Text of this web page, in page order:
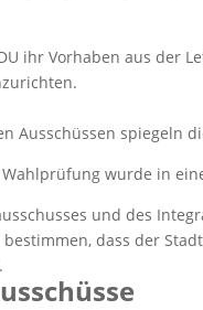
ihr Vorhaben aus der
Ausschüssen spiegeln
wurde in
und des
dass der